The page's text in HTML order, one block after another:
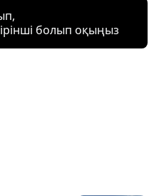
болып оқыңыз